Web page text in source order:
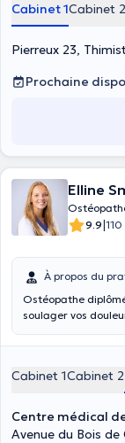
Cabinet 1Cabinet 2
Pierreux 23,
Prochaine
Elline
9.9|
À propos du
Ostéopathe
soulager vos
Cabinet 1Cabinet 2
Centre médical
Avenue du Bois de